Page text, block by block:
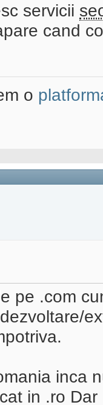
servicii
cand
o
pe .com
inca
in .ro